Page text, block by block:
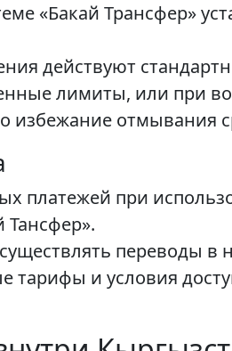
«Бакай Трансфер»
действуют
лимиты, или при
избежание отмывания
платежей при
переводы
тарифы и условия